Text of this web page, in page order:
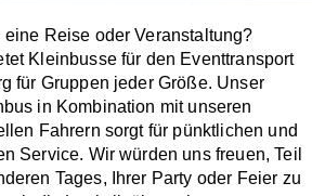
eine Reise oder Veranstaltung?
Kleinbusse für den Eventtransport
für Gruppen jeder Größe. Unser
in Kombination mit unseren
Fahrern sorgt für pünktlichen und
Service. Wir würden uns freuen, Teil
Tages, Ihrer Party oder Feier zu